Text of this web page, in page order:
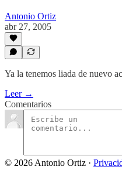
Antonio Ortiz
abr 27, 2005
Ya la tenemos liada de nuevo
Leer →
Comentarios
© 2026 Antonio Ortiz ·